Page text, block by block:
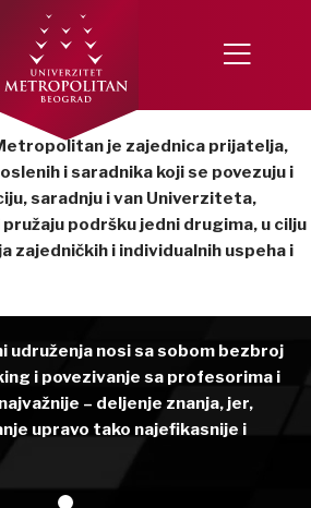
je zajednica prijatelja,
i saradnika koji se povezuju i
saradnju i van Univerziteta,
podršku jedni drugima, u cilju
zajedničkih i individualnih uspeha i
udruženja nosi sa sobom bezbroj
i povezivanje sa profesorima i
– deljenje znanja, jer,
upravo tako najefikasnije i